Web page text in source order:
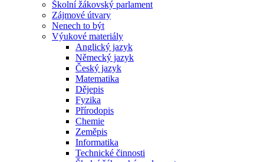
Školní žákovský parlament
Zájmové útvary
Nenech to být
Výukové materiály
Anglický jazyk
Německý jazyk
Český jazyk
Matematika
Dějepis
Fyzika
Přírodopis
Chemie
Zeměpis
Informatika
Technické činnosti